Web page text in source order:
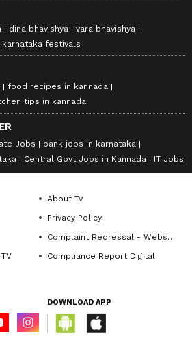
dina bhavishya
vara bhavishya
karnataka festivals
food recipes in kannada
tips in kannada
Jobs
bank jobs in karnataka
Central Govt Jobs in Kannada IT Jobs
About Tv
Privacy Policy
Complaint Redressal - Website
Compliance Report Digital
DOWNLOAD APP